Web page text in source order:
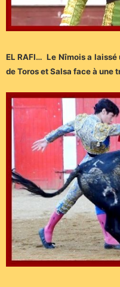
EL RAFI… Le Nîmois a
de Toros et Salsa face à une